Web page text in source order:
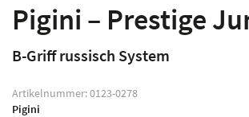
Pigini – Prestige
B-Griff russisch System
Artikelnummer:0123-0278
Pigini